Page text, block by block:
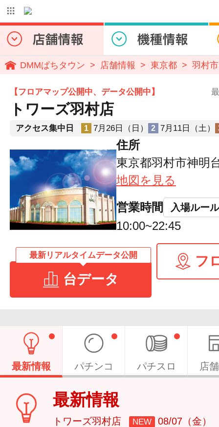
DMMぱちタウン 店舗情報 東京都 羽村市
【フロアマップ公開中、データ公開中】
トワーズ羽村店
アクセス集中日 1 7月26日（日） 2 7月11日（土）
住所
東京都羽村市神明
地図を見る
営業時間 入場ルール
10:00~22:45
最新リアルタイムデータ公開
台データ
フ
最新情報 パチンコ パチスロ 店
最新情報
トワーズ羽村店 NEW 08/07（金）